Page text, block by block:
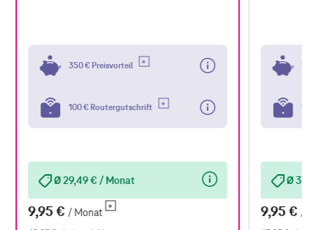
350 € Preisvorteil
100 € Routergutschrift
9,95 € / Monat
Ø 29,49 € / Monat
9,95 € /
Ø